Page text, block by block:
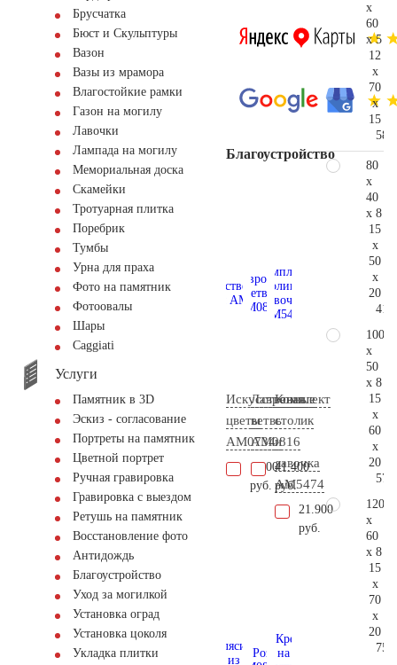
Брусчатка
Бюст и Скульптуры
Вазон
Вазы из мрамора
Влагостойкие рамки
Газон на могилу
Лавочки
Лампада на могилу
Мемориальная доска
Скамейки
Тротуарная плитка
Поребрик
Тумбы
Урна для праха
Фото на памятник
Фотоовалы
Шары
Сaggiati
Услуги
Памятник в 3D
Эскиз - согласование
Портреты на памятник
Цветной портрет
Ручная гравировка
Гравировка с выездом
Ретушь на памятник
Восстановление фото
Антидождь
Благоустройство
Уход за могилкой
Установка оград
Установка цоколя
Укладка плитки
Благоустройство
Искусственные
цветы
AM0734
1.000
руб.
Лавровая
ветвь
AM0816
41.400
руб.
Комплект
столик
и
лавочка
АМ5474
21.900
руб.
x
60
x 5
12
x
70
x
15
80
x
40
x 8
15
x
50
x
20
100
x
50
x 8
15
x
60
x
20
120
x
60
x 8
15
x
70
x
20